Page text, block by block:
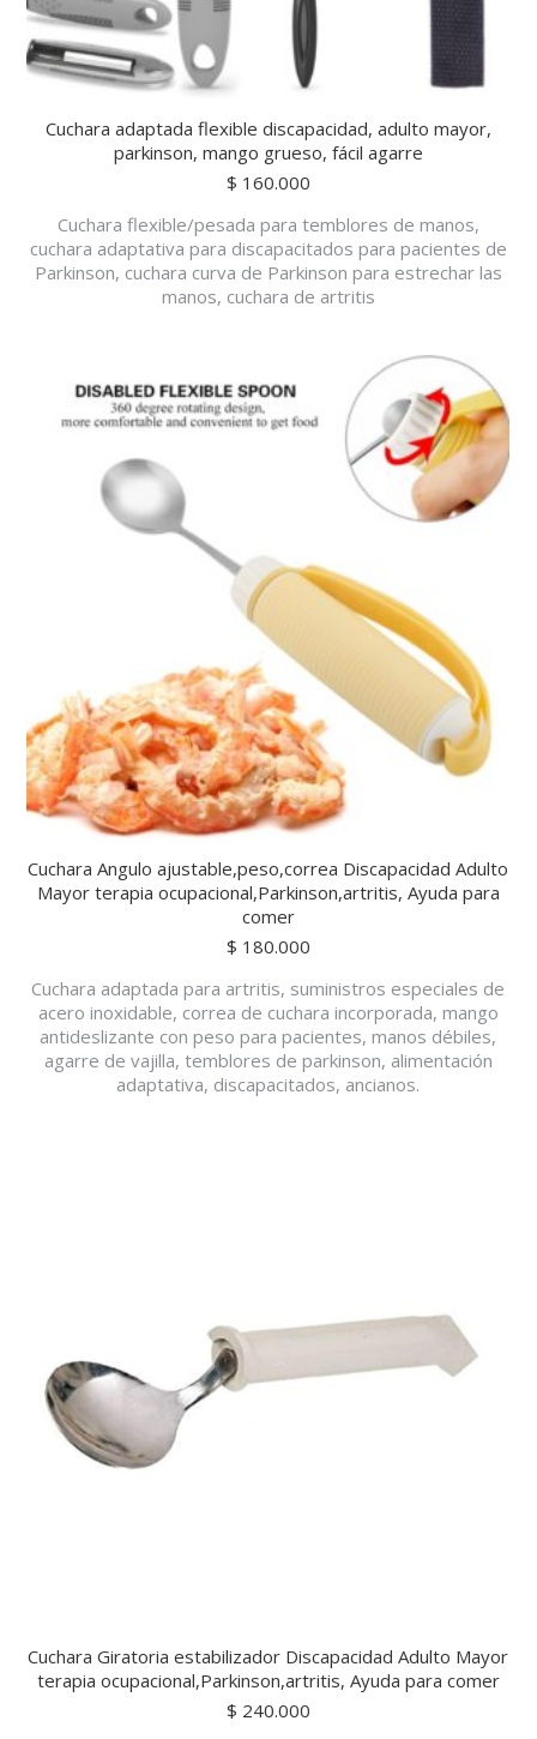
Cuchara adaptada flexible discapacidad, adulto mayor,
parkinson, mango grueso, fácil agarre
$ 160.000
Cuchara flexible/pesada para temblores de manos,
cuchara adaptativa para discapacitados para pacientes de
Parkinson, cuchara curva de Parkinson para estrechar las
manos, cuchara de artritis
Cuchara Angulo ajustable,peso,correa Discapacidad Adulto
Mayor terapia ocupacional,Parkinson,artritis, Ayuda para
comer
$ 180.000
Cuchara adaptada para artritis, suministros especiales de
acero inoxidable, correa de cuchara incorporada, mango
antideslizante con peso para pacientes, manos débiles,
agarre de vajilla, temblores de parkinson, alimentación
adaptativa, discapacitados, ancianos.
Cuchara Giratoria estabilizador Discapacidad Adulto Mayor
terapia ocupacional,Parkinson,artritis, Ayuda para comer
$ 240.000